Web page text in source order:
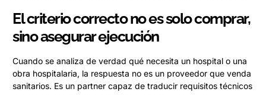
El criterio correcto no es solo comprar,
sino asegurar ejecución
Cuando se analiza de verdad qué necesita un hospital o una
obra hospitalaria, la respuesta no es un proveedor que venda
sanitarios. Es un partner capaz de traducir requisitos técnicos